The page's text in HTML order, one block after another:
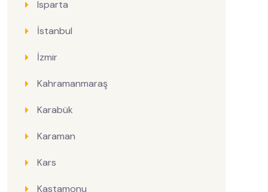
Isparta
İstanbul
İzmir
Kahramanmaraş
Karabük
Karaman
Kars
Kastamonu